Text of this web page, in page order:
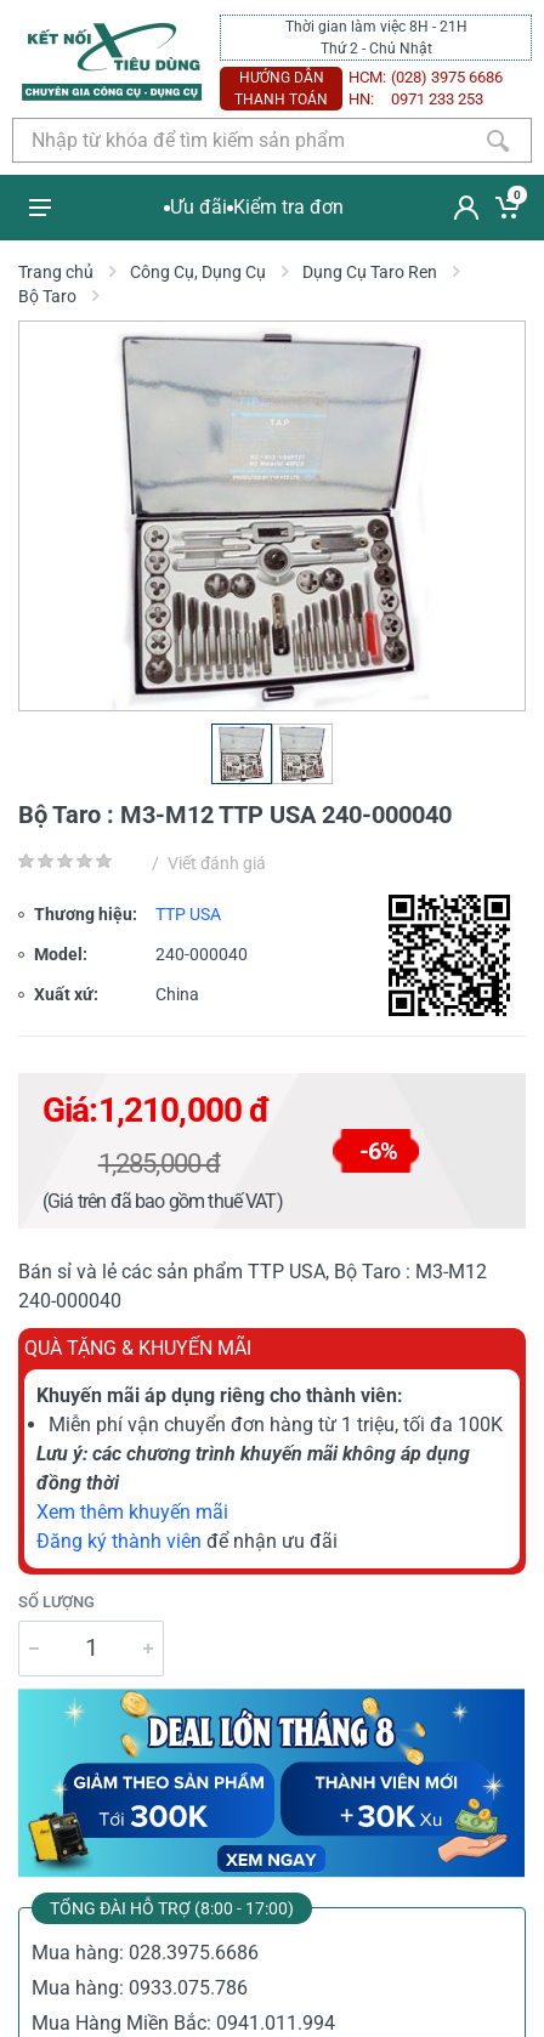
Thời gian làm việc 8H - 21H
Thứ 2 - Chủ Nhật
HƯỚNG DẪN
THANH TOÁN
HCM: (028) 3975 6686
HN:
0971 233 253
Ưu đãi Kiểm tra đơn
0
Trang chủ Công Cụ, Dụng Cụ
Dụng Cụ Taro Ren
Bộ Taro
Bộ Taro : M3-M12 TTP USA 240-000040
/ Viết đánh giá
Thương hiệu: TTP USA
Model: 240-000040
Xuất xứ: China
Giá:1,210,000 đ
1,285,000 đ -6%
(Giá trên đã bao gồm thuế VAT)
Bán sỉ và lẻ các sản phẩm TTP USA, Bộ Taro : M3-M12
240-000040
QUÀ TẶNG & KHUYẾN MÃI
Khuyến mãi áp dụng riêng cho thành viên:
Miễn phí vận chuyển đơn hàng từ 1 triệu, tối đa 100K
Lưu ý: các chương trình khuyến mãi không áp dụng
đồng thời
Xem thêm khuyến mãi
Đăng ký thành viên để nhận ưu đãi
SỐ LƯỢNG
TỔNG ĐÀI HỖ TRỢ (8:00 - 17:00)
Mua hàng: 028.3975.6686
Mua hàng: 0933.075.786
Mua Hàng Miền Bắc: 0941.011.994